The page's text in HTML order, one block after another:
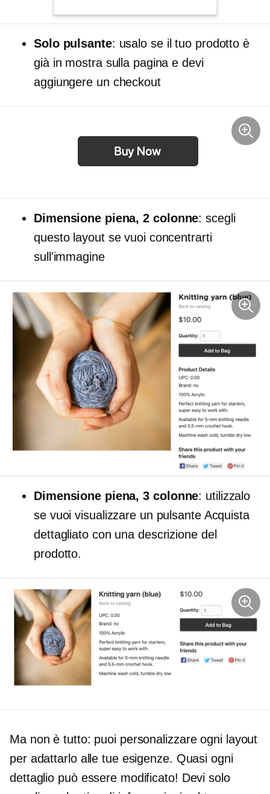
Solo pulsante: usalo se il tuo prodotto è
già in mostra sulla pagina e devi
aggiungere un checkout
Dimensione piena, 2 colonne: scegli
questo layout se vuoi concentrarti
sull'immagine
Dimensione piena, 3 colonne: utilizzalo
se vuoi visualizzare un pulsante Acquista
dettagliato con una descrizione del
prodotto.
Ma non è tutto: puoi personalizzare ogni layout
per adattarlo alle tue esigenze. Quasi ogni
dettaglio può essere modificato! Devi solo